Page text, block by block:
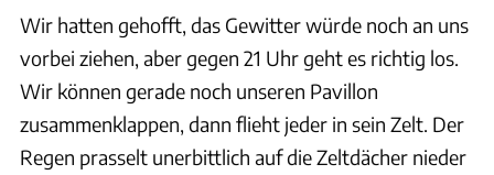
Wir hatten gehofft, das Gewitter würde noch an uns
vorbei ziehen, aber gegen 21 Uhr geht es richtig los.
Wir können gerade noch unseren Pavillon
zusammenklappen, dann flieht jeder in sein Zelt. Der
Regen prasselt unerbittlich auf die Zeltdächer nieder